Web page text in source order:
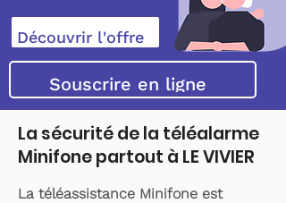
Découvrir l'offre
Souscrire en ligne
La sécurité de la téléalarme
Minifone partout à LE VIVIER
La téléassistance Minifone est